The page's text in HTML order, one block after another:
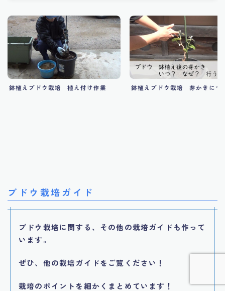
鉢植えブドウ栽培 植え付け作業 鉢植えブドウ栽培 芽かきにつ
ブドウ栽培ガイド
ブドウ栽培に関する、その他の栽培ガイドも作って
います。
ぜひ、他の栽培ガイドをご覧ください！
栽培のポイントを細かくまとめています！